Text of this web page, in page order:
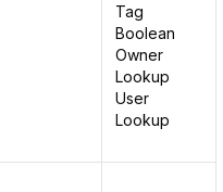
Tag
Boolean
Owner
Lookup
User
Lookup